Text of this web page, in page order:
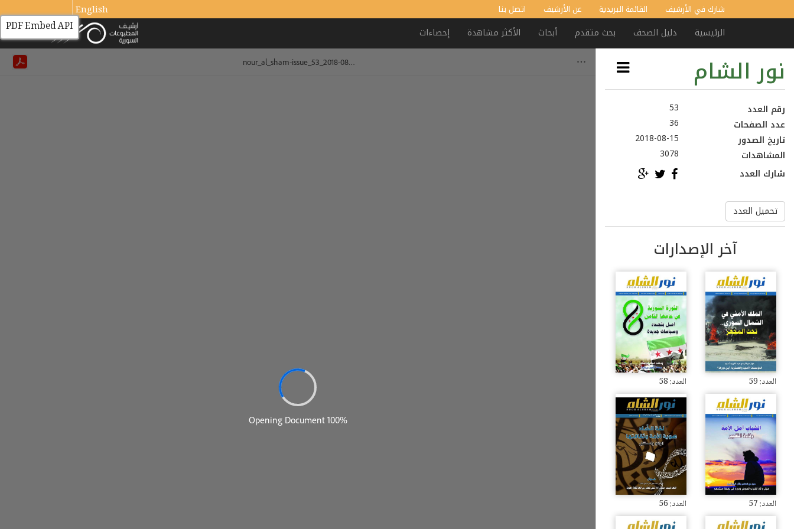
شارك في الأرشيف القائمة البريدية عن الأرشيف اتصل بنا English
الرئيسية دليل الصحف بحث متقدم أبحاث الأكثر مشاهدة إحصاءات
نور الشام
رقم العدد
53
عدد الصفحات
36
تاريخ الصدور
2018-08-15
المشاهدات
3078
شارك العدد
تحميل العدد
آخر الإصدارات
العدد: 59 العدد: 58
العدد: 57 العدد: 56
PDF Embed API